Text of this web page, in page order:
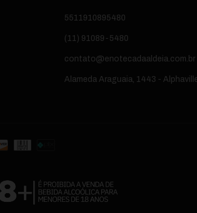
5511910895480
(11) 91089-5480
contato@enotecadaaldeia.com.br
Alameda Araguaia, 1443 -